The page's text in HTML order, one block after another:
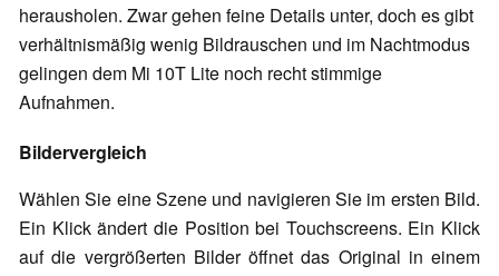
herausholen. Zwar gehen feine Details unter, doch es gibt
verhältnismäßig wenig Bildrauschen und im Nachtmodus
gelingen dem Mi 10T Lite noch recht stimmige
Aufnahmen.
Bildervergleich
Wählen Sie eine Szene und navigieren Sie im ersten Bild.
Ein Klick ändert die Position bei Touchscreens. Ein Klick
auf die vergrößerten Bilder öffnet das Original in einem